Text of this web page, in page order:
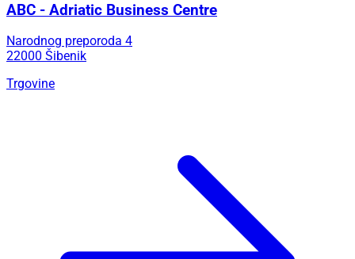
ABC - Adriatic Business Centre
Narodnog preporoda 4
22000 Šibenik
Trgovine